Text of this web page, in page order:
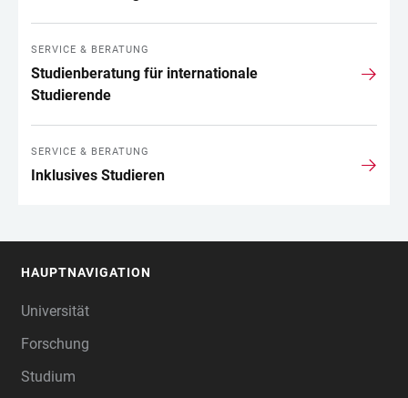
SERVICE & BERATUNG
Studienberatung für internationale
Studierende
SERVICE & BERATUNG
Inklusives Studieren
HAUPTNAVIGATION
Universität
Forschung
Studium